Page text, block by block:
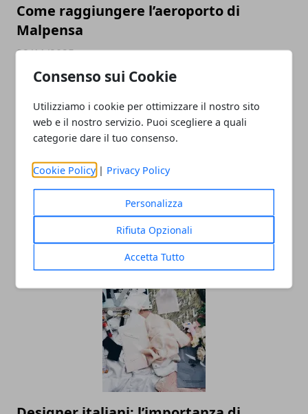
Consenso sui Cookie
Utilizziamo i cookie per ottimizzare il nostro sito
web e il nostro servizio. Puoi scegliere a quali
categorie dare il tuo consenso.
Cookie Policy | Privacy Policy
Personalizza
Rifiuta Opzionali
Accetta Tutto
Come raggiungere l’aeroporto di
Malpensa
22/11/2025
PNRR: quali sono i principali progetti
del Piano Nazionale di Ripresa e
Resilienza?